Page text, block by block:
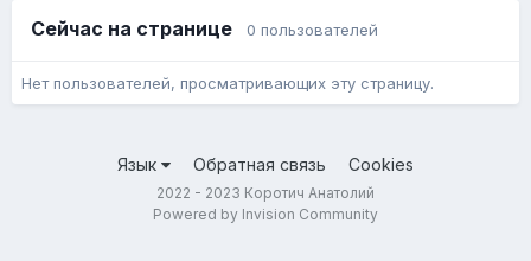
Сейчас на странице 0 пользователей
Нет пользователей, просматривающих эту страницу.
Язык Обратная связь Cookies
2022 - 2023 Коротич Анатолий
Powered by Invision Community